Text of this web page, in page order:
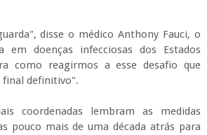
disse o médico Anthony Fauci, o
em doenças infecciosas dos Estados
como reagirmos a esse desafio que
definitivo".
coordenadas lembram as medidas
pouco mais de uma década atrás para